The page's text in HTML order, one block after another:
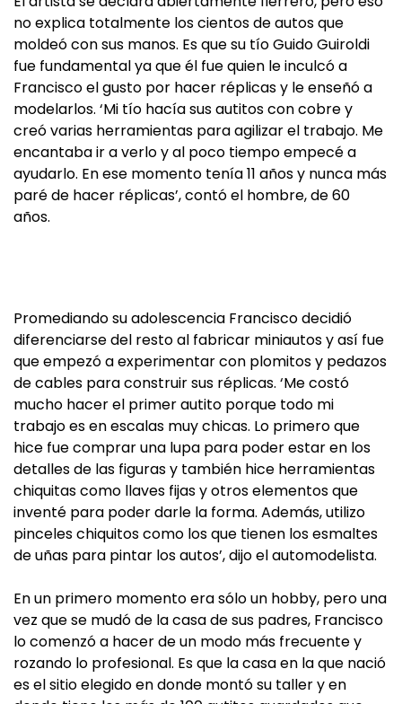
no explica totalmente los cientos de autos que
moldeó con sus manos. Es que su tío Guido Guiroldi
fue fundamental ya que él fue quien le inculcó a
Francisco el gusto por hacer réplicas y le enseñó a
modelarlos. ‘Mi tío hacía sus autitos con cobre y
creó varias herramientas para agilizar el trabajo. Me
encantaba ir a verlo y al poco tiempo empecé a
ayudarlo. En ese momento tenía 11 años y nunca más
paré de hacer réplicas’, contó el hombre, de 60
años.
Promediando su adolescencia Francisco decidió
diferenciarse del resto al fabricar miniautos y así fue
que empezó a experimentar con plomitos y pedazos
de cables para construir sus réplicas. ‘Me costó
mucho hacer el primer autito porque todo mi
trabajo es en escalas muy chicas. Lo primero que
hice fue comprar una lupa para poder estar en los
detalles de las figuras y también hice herramientas
chiquitas como llaves fijas y otros elementos que
inventé para poder darle la forma. Además, utilizo
pinceles chiquitos como los que tienen los esmaltes
de uñas para pintar los autos’, dijo el automodelista.
En un primero momento era sólo un hobby, pero una
vez que se mudó de la casa de sus padres, Francisco
lo comenzó a hacer de un modo más frecuente y
rozando lo profesional. Es que la casa en la que nació
es el sitio elegido en donde montó su taller y en